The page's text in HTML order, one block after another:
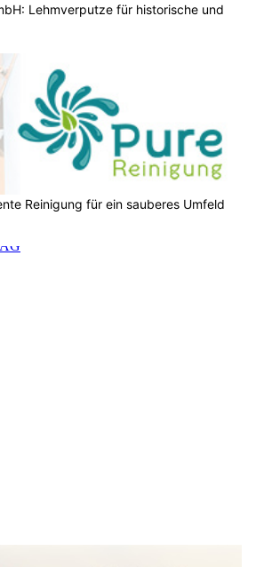
Lehmverputze für historische und
Reinigung für ein sauberes Umfeld